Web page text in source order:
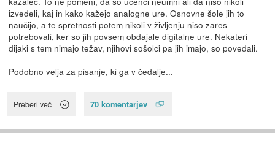
izvedeli, kaj in kako kažejo analogne ure. Osnovne šole jih to
naučijo, a te spretnosti potem nikoli v življenju niso zares
potrebovali, ker so jih povsem obdajale digitalne ure. Nekateri
dijaki s tem nimajo težav, njihovi sošolci pa jih imajo, so povedali.
Podobno velja za pisanje, ki ga v čedalje...
Preberi več 70 komentarjev